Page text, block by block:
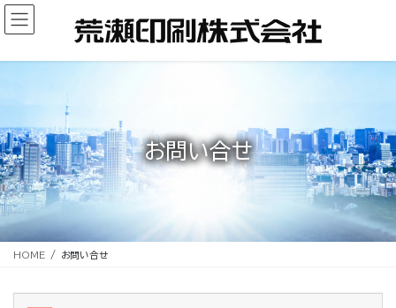
コ
ン
キ
ッ
プ
ナ
ビ
ー
に
移
動
お問い合せ
HOME お問い合せ